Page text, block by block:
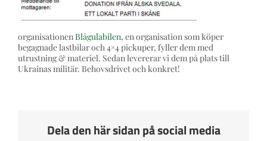
organisationenBlågulabilen, en organisation som köper
begagnade lastbilar och 4×4 pickuper, fyller dem med
utrustning & materiel. Sedan levererar vi dem på plats till
Ukrainas militär. Behovsdrivet och konkret!
Dela den här sidan på social media